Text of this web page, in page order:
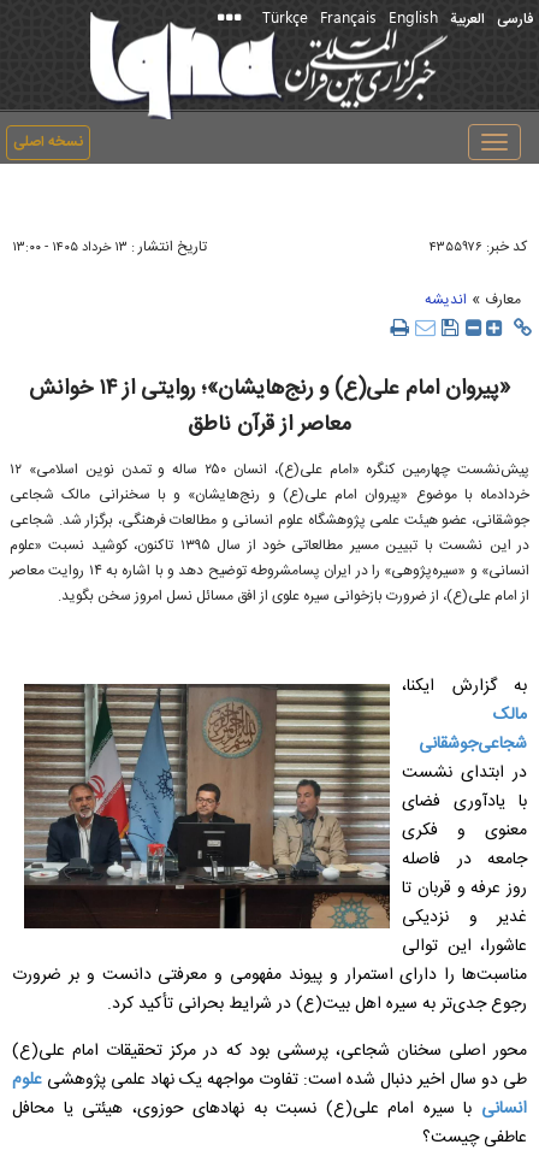
فارسی العربیة English
Français
Türkçe
نسخه اصلی
Toggle
navigation
کد خبر: ۴۳۵۵۹۷۶ تاریخ انتشار : ۱۳ خرداد ۱۴۰۵ - ۱۳:۰۰
معارف » اندیشه
«پیروان امام علی(ع) و رنج‌هایشان»؛ روایتی از ۱۴ خوانش
معاصر از قرآن ناطق
پیش‌نشست چهارمین کنگره «امام علی(ع)، انسان ۲۵۰ ساله و تمدن نوین اسلامی» ۱۲
خردادماه با موضوع «پیروان امام علی(ع) و رنج‌هایشان» و با سخنرانی مالک شجاعی
جوشقانی، عضو هیئت علمی پژوهشگاه علوم انسانی و مطالعات فرهنگی، برگزار شد. شجاعی
در این نشست با تبیین مسیر مطالعاتی خود از سال ۱۳۹۵ تاکنون، کوشید نسبت «علوم
انسانی» و «سیره‌پژوهی» را در ایران پسامشروطه توضیح دهد و با اشاره به ۱۴ روایت معاصر
از امام علی(ع)، از ضرورت بازخوانی سیره علوی از افق مسائل نسل امروز سخن بگوید.
به گزارش ایکنا،
مالک
شجاعی‌جوشقانی
در ابتدای نشست
با یادآوری فضای
معنوی و فکری
جامعه در فاصله
روز عرفه و قربان تا
غدیر و نزدیکی
عاشورا، این توالی
مناسبت‌ها را دارای استمرار و پیوند مفهومی و معرفتی دانست و بر ضرورت
رجوع جدی‌تر به سیره اهل‌ بیت(ع) در شرایط بحرانی تأکید کرد.
محور اصلی سخنان شجاعی، پرسشی بود که در مرکز تحقیقات امام علی(ع)
طی دو سال اخیر دنبال شده است: تفاوت مواجهه یک نهاد علمی پژوهشی علوم
انسانی با سیره امام علی(ع) نسبت به نهادهای حوزوی، هیئتی یا محافل
عاطفی چیست؟